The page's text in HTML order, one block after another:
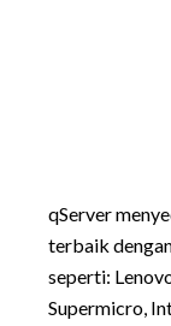
qServer
terbaik
seperti:
Supermicro,